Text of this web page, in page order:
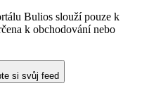
Bulios slouží pouze k
k obchodování nebo
si svůj feed